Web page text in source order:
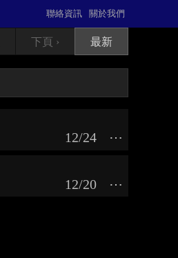
關於我們
聯絡資訊
下頁 › 最新
⋯
12/24
⋯
12/20